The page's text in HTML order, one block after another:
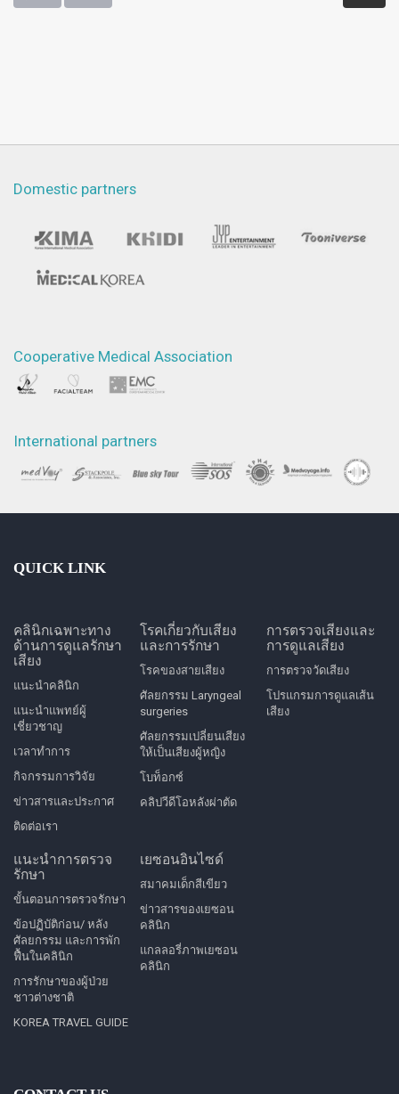
Domestic partners
Cooperative Medical Association
International partners
QUICK LINK
คลินิกเฉพาะทาง
ด้านการดูแลรักษา
เสียง
แนะนำคลินิก
แนะนำแพทย์ผู้
เชี่ยวชาญ
เวลาทำการ
กิจกรรมการวิจัย
ข่าวสารและประกาศ
ติดต่อเรา
โรคเกี่ยวกับเสียง
และการรักษา
โรคของสายเสียง
ศัลยกรรม Laryngeal
surgeries
ศัลยกรรมเปลี่ยนเสียง
ให้เป็นเสียงผู้หญิง
โบท็อกซ์
คลิปวีดีโอหลังผ่าตัด
การตรวจเสียงและ
การดูแลเสียง
การตรวจวัดเสียง
โปรแกรมการดูแลเส้น
เสียง
แนะนำการตรวจ
รักษา
ขั้นตอนการตรวจรักษา
ข้อปฏิบัติก่อน/ หลัง
ศัลยกรรม และการพัก
ฟื้นในคลินิก
การรักษาของผู้ป่วย
ชาวต่างชาติ
KOREA TRAVEL GUIDE
เยซอนอินไซด์
สมาคมเด็กสีเขียว
ข่าวสารของเยซอน
คลินิก
แกลลอรี่ภาพเยซอน
คลินิก